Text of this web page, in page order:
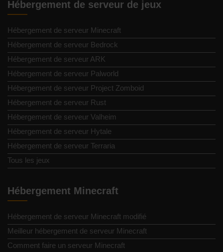
Hébergement de serveur de jeux
Hébergement de serveur Minecraft
Hébergement de serveur Bedrock
Hébergement de serveur ARK
Hébergement de serveur Palworld
Hébergement de serveur Project Zomboid
Hébergement de serveur Rust
Hébergement de serveur Valheim
Hébergement de serveur Hytale
Hébergement de serveur Terraria
Tous les jeux
Hébergement Minecraft
Hébergement de serveur Minecraft modifié
Meilleur hébergement de serveur Minecraft
Comment faire un serveur Minecraft